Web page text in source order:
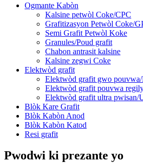
Ogmante Kabòn
Kalsine petwòl Coke/CPC
Grafitizasyon Petwòl Coke/
Semi Grafit Petwòl Koke
Granules/Poud grafit
Chabon antrasit kalsine
Kalsine zegwi Coke
Elektwòd grafit
Elektwòd grafit gwo
Elektwòd grafit pouvwa
Elektwòd grafit ultra pwisan/
Blòk Kare Grafit
Blòk Kabòn Anod
Blòk Kabòn Katod
Resi grafit
Pwodwi ki prezante yo